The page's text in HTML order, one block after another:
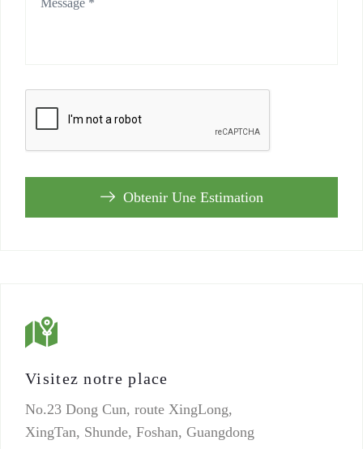
Obtenir Une Estimation
Visitez notre place
No.23 Dong Cun, route XingLong,
XingTan, Shunde, Foshan, Guangdong